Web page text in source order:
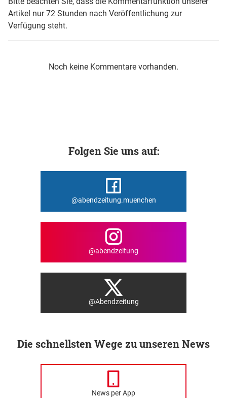
Artikel nur 72 Stunden nach Veröffentlichung zur
Verfügung steht.
Noch keine Kommentare vorhanden.
Folgen Sie uns auf:
@abendzeitung.muenchen
@abendzeitung
@Abendzeitung
Die schnellsten Wege zu unseren News
News per App